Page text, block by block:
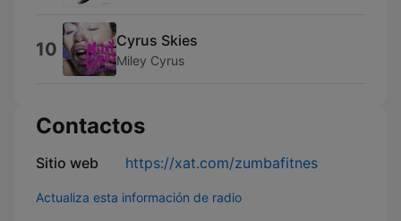
10 Cyrus Skies
Miley Cyrus
Contactos
Sitio web https://xat.com/zumbafitnes
Actualiza esta información de radio